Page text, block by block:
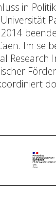
in
Im
Research